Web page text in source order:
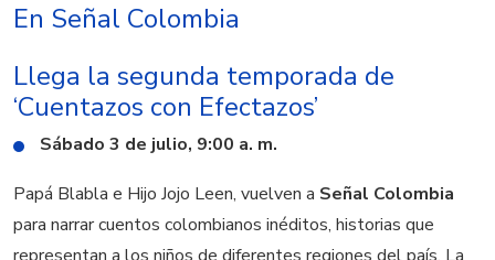
En Señal Colombia
Llega la segunda temporada de
‘Cuentazos con Efectazos’
Sábado 3 de julio, 9:00 a. m.
Papá Blabla e Hijo Jojo Leen, vuelven a Señal Colombia
para narrar cuentos colombianos inéditos, historias que